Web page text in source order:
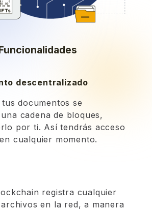
descentralizado
documentos se
cadena de bloques,
por ti. Así tendrás acceso
cualquier momento.
registra cualquier
en la red, a manera